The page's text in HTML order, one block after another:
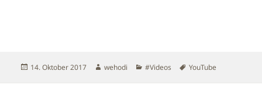
Veröffentlicht
14. Oktober 2017 Autor
wehodi Kategorien
#Videos Schlagwörter
YouTube